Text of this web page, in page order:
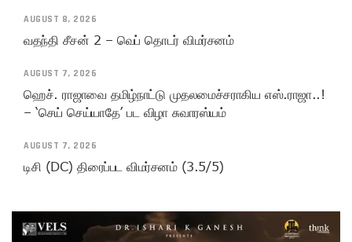
AUGUST 8, 2026
வதந்தி சீசன் 2 – வெப் தொடர் விமர்சனம்
AUGUST 7, 2026
ஹெச். ராஜாவை தமிழ்நாட்டு முதலமைச்சராகிய எஸ்.ராஜா..!
– ‘செய் செய்யாதே’ பட விழா சுவாரஸ்யம்
AUGUST 7, 2026
டிசி (DC) திரைப்பட விமர்சனம் (3.5/5)